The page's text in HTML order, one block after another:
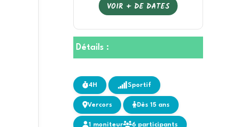
VOIR + DE DATES
Détails :
4H Sportif
Vercors Dès 15 ans
1 moniteur 6 participants